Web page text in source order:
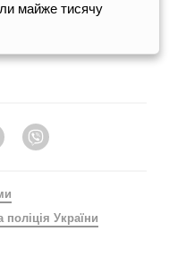
майже тисячу
Telegram
поліція України